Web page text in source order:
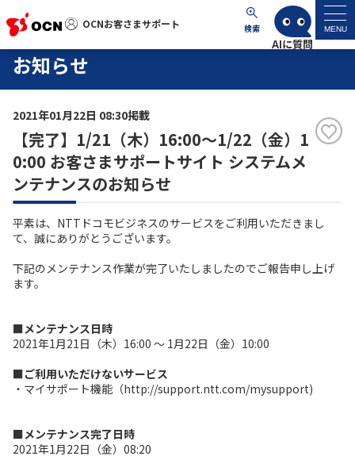
OCNお客さまサポート 検索 MENU
OCNお客さまサポート
サポートトップ
サービス名から探す
お問い合わせ
履歴・お気に入り
お知らせ
お知らせ
2021年01月22日 08:30掲載
【完了】1/21（木）16:00～1/22（金）1
0:00 お客さまサポートサイト システムメ
ンテナンスのお知らせ
平素は、NTTドコモビジネスのサービスをご利用いただきまし
て、誠にありがとうございます。
下記のメンテナンス作業が完了いたしましたのでご報告申し上げ
ます。
■メンテナンス日時
2021年1月21日（木）16:00 ～ 1月22日（金）10:00
■ご利用いただけないサービス
・マイサポート機能（http://support.ntt.com/mysupport)
■メンテナンス完了日時
2021年1月22日（金）08:20